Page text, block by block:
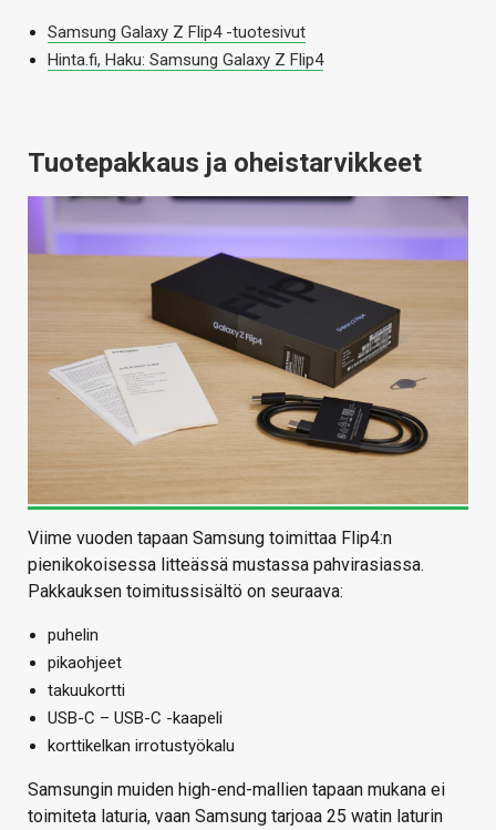
Samsung Galaxy Z Flip4 -tuotesivut
Hinta.fi, Haku: Samsung Galaxy Z Flip4
Tuotepakkaus ja oheistarvikkeet
Viime vuoden tapaan Samsung toimittaa Flip4:n
pienikokoisessa litteässä mustassa pahvirasiassa.
Pakkauksen toimitussisältö on seuraava:
puhelin
pikaohjeet
takuukortti
USB-C – USB-C -kaapeli
korttikelkan irrotustyökalu
Samsungin muiden high-end-mallien tapaan mukana ei
toimiteta laturia, vaan Samsung tarjoaa 25 watin laturin